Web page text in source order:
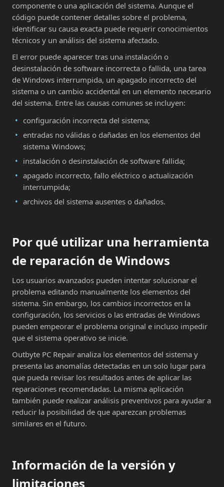
componente o una aplicación del sistema. Aunque el
código puede contener detalles sobre el problema,
identificar su causa exacta puede requerir conocimientos
técnicos y un análisis del sistema afectado.
El error puede aparecer tras una instalación o
desinstalación de software incorrecta o fallida, una tarea
de Windows interrumpida, un apagado incorrecto del
sistema o un cambio accidental en un elemento necesario
del sistema. Entre las causas comunes se incluyen:
configuración incorrecta del sistema;
entradas no válidas o dañadas en los elementos del
sistema Windows;
instalación o desinstalación de software fallida;
apagado incorrecto, fallo eléctrico o actualización
interrumpida;
archivos del sistema ausentes o dañados.
Por qué utilizar una herramienta
de reparación de Windows
Los usuarios avanzados pueden intentar solucionar el
problema editando manualmente los elementos del
sistema. Sin embargo, los cambios incorrectos en la
configuración, los servicios o las entradas de Windows
pueden empeorar el problema original e incluso impedir
que el sistema operativo se inicie.
Outbyte PC Repair analiza los elementos del sistema y
presenta las anomalías detectadas en un solo lugar para
que pueda revisar los resultados antes de aplicar las
reparaciones recomendadas. La misma aplicación
también puede realizar análisis preventivos para ayudar a
reducir la posibilidad de que aparezcan problemas
similares en el futuro.
Información de la versión y
limitaciones